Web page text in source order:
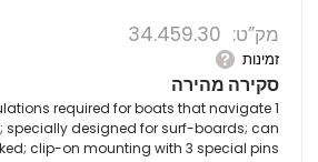
מק”ט 34.459.30
זמינות
סקירה מהירה
required for boats that navigate 1
specially designed for surf-boards; can
clip-on mounting with 3 special pins.